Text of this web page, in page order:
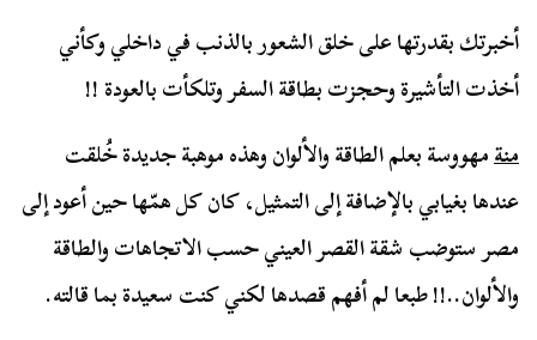
أخبرتك بقدرتها على خلق الشعور بالذنب في داخلي وكأني
أخذت التأشيرة وحجزت بطاقة السفر وتلكأت بالعودة !!
منةمهووسة بعلم الطاقة والألوان وهذه موهبة جديدة خُلقت
عندها بغيابي بالإضافة إلى التمثيل، كان كل همّها حين أعود إلى
مصر ستوضب شقة القصر العيني حسب الاتجاهات والطاقة
والألوان..!! طبعا لم أفهم قصدها لكني كنت سعيدة بما قالته.